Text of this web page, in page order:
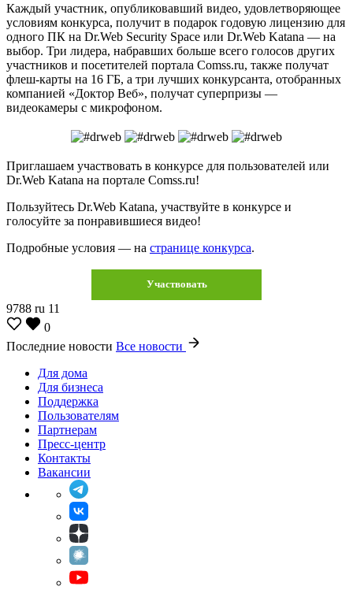
Каждый участник, опубликовавший видео, удовлетворяющее
условиям конкурса, получит в подарок годовую лицензию для
одного ПК на Dr.Web Security Space или Dr.Web Katana — на
выбор. Три лидера, набравших больше всего голосов других
участников и посетителей портала Comss.ru, также получат
флеш-карты на 16 ГБ, а три лучших конкурсанта, отобранных
компанией «Доктор Веб», получат суперпризы —
видеокамеры с микрофоном.
Приглашаем участвовать в конкурсе для пользователей или
Dr.Web Katana на портале Comss.ru!
Пользуйтесь Dr.Web Katana, участвуйте в конкурсе и
голосуйте за понравившиеся видео!
Подробные условия — на странице конкурса.
Участвовать
9788 ru 11
0
Последние новости Все новости
Для дома
Для бизнеса
Поддержка
Пользователям
Партнерам
Пресс-центр
Контакты
Вакансии